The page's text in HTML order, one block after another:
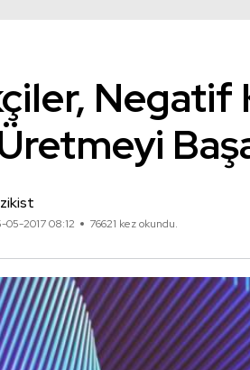
Negatif
Üretmeyi
05-2017 08:12 76621 kez okundu.